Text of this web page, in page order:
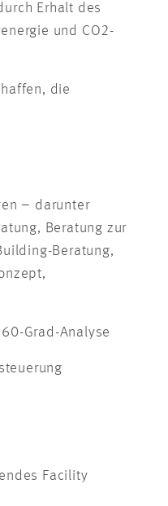
Erhalt des
und CO2-
die
– darunter
Beratung zur
Beratung,
Grad-Analyse
Facility